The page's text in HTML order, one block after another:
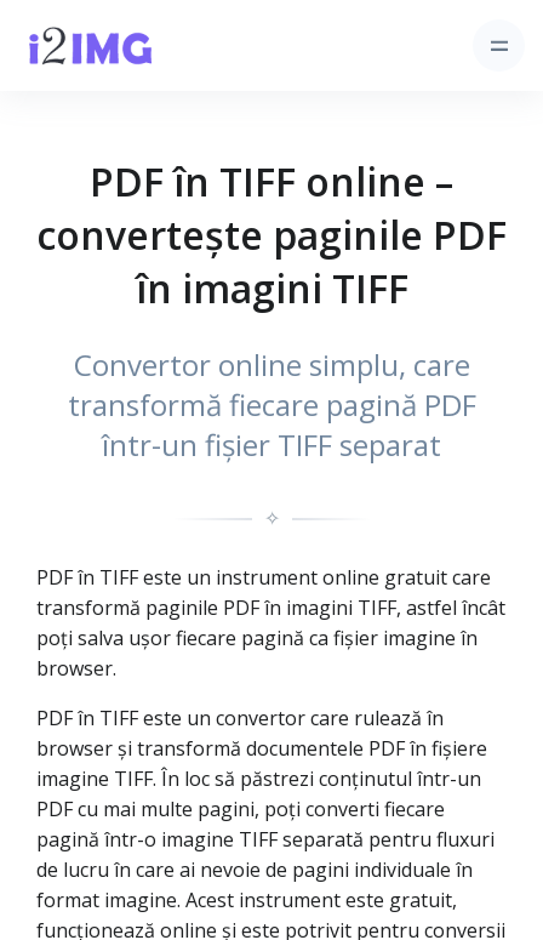
PDF în TIFF online –
convertește paginile PDF
în imagini TIFF
Convertor online simplu, care
transformă fiecare pagină PDF
într-un fișier TIFF separat
✧
PDF în TIFF este un instrument online gratuit care
transformă paginile PDF în imagini TIFF, astfel încât
poți salva ușor fiecare pagină ca fișier imagine în
browser.
PDF în TIFF este un convertor care rulează în
browser și transformă documentele PDF în fișiere
imagine TIFF. În loc să păstrezi conținutul într-un
PDF cu mai multe pagini, poți converti fiecare
pagină într-o imagine TIFF separată pentru fluxuri
de lucru în care ai nevoie de pagini individuale în
format imagine. Acest instrument este gratuit,
funcționează online și este potrivit pentru conversii